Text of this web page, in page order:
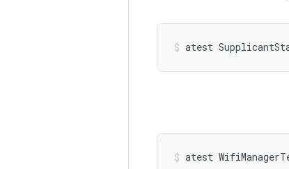
atest
atest